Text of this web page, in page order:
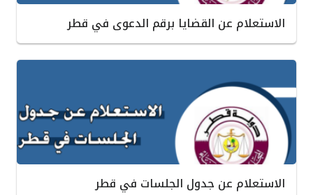
الاستعلام عن القضايا برقم الدعوى في قطر
الاستعلام عن جدول الجلسات في قطر